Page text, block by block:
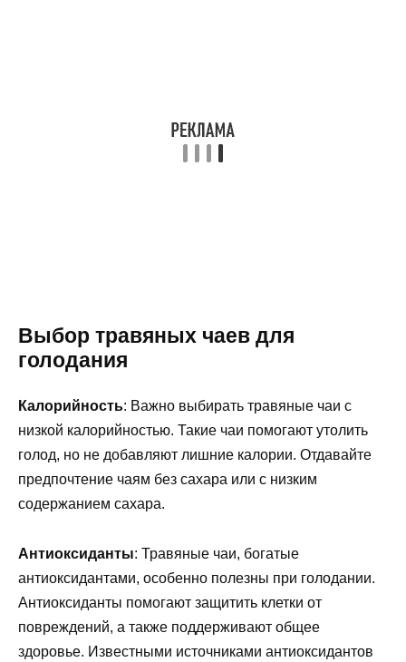
Выбор травяных чаев для
голодания
Калорийность: Важно выбирать травяные чаи с
низкой калорийностью. Такие чаи помогают утолить
голод, но не добавляют лишние калории. Отдавайте
предпочтение чаям без сахара или с низким
содержанием сахара.
Антиоксиданты: Травяные чаи, богатые
антиоксидантами, особенно полезны при голодании.
Антиоксиданты помогают защитить клетки от
повреждений, а также поддерживают общее
здоровье. Известными источниками антиоксидантов